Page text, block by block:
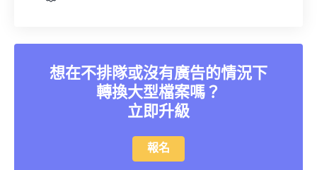
想在不排隊或沒有廣告的情況下
轉換大型檔案嗎？
立即升級
報名